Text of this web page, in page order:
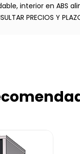
interior en ABS
PRECIOS Y